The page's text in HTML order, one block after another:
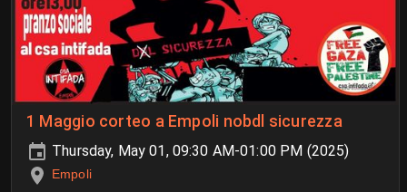
1 Maggio corteo a Empoli nobdl sicurezza
Thursday, May 01, 09:30 AM-01:00 PM (2025)
Empoli